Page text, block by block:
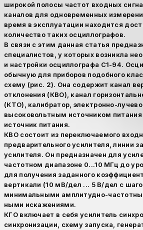
широкой полосы частот входных
каналов для одновременных
время в эксплуатации находится
количество таких осциллографов.
В связи с этим данная статья
специалистов, у которых возникла
и настройки осциллографа С1-94.
обычную для приборов подобного
схему (рис. 2). Она содержит канал
отклонения (КВО), канал
(КТО), калибратор, электронно-
высоковольтным источником питания
источник питания.
КВО состоит из переключаемого
предварительного усилителя, линии
усилителя. Он предназначен для
частотном диапазоне 0...10 МГц до
для получения заданного
вертикали (10 мВ/дел ... 5 В/дел с
минимальными амплитудно-
ными искажениями.
КГО включает в себя усилитель
синхронизации, схему запуска,